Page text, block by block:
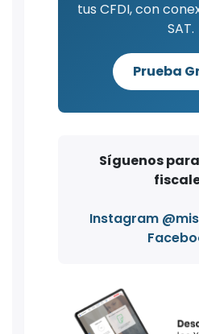
tus CFDI, con
SAT.
Prueba
Síguenos
Instagram